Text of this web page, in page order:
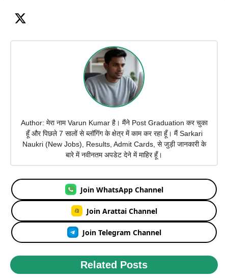
Author: मेरा नाम Varun Kumar है। मैंने Post Graduation कर चुका
हूँ और पिछले 7 सालों से ब्लॉगिंग के क्षेत्र में काम कर रहा हूँ। मैं Sarkari
Naukri (New Jobs), Results, Admit Cards, से जुड़ी जानकारी के
बारे में नवीनतम अपडेट देने में माहिर हूँ।
Join WhatsApp Channel
Join Arattai Channel
Join Telegram Channel
Related Posts